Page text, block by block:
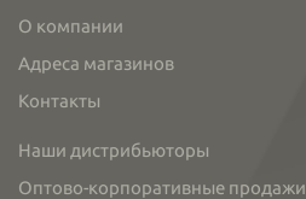
О компании
Адреса магазинов
Контакты
Наши дистрибьюторы
Оптово-корпоративные продажи